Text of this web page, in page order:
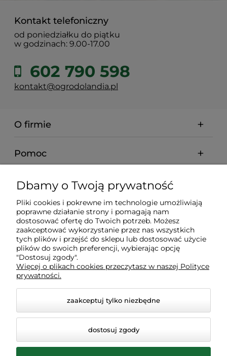
Kontakt telefoniczny
od poniedziałku do piątku
w godzinach: 9.00-17.00
602 790 598
kontakt@ogrodolandia.pl
O firmie
Pomoc
Dostawa
Gwarancja i zwroty
Moje konto
Inne
Dbamy o Twoją prywatność
Pliki cookies i pokrewne im technologie umożliwiają
poprawne działanie strony i pomagają nam
dostosować ofertę do Twoich potrzeb. Możesz
zaakceptować wykorzystanie przez nas wszystkich
tych plików i przejść do sklepu lub dostosować użycie
plików do swoich preferencji, wybierając opcję
"Dostosuj zgody".
Więcej o plikach cookies przeczytasz w naszej Polityce
prywatności.
zaakceptuj tylko niezbędne
dostosuj zgody